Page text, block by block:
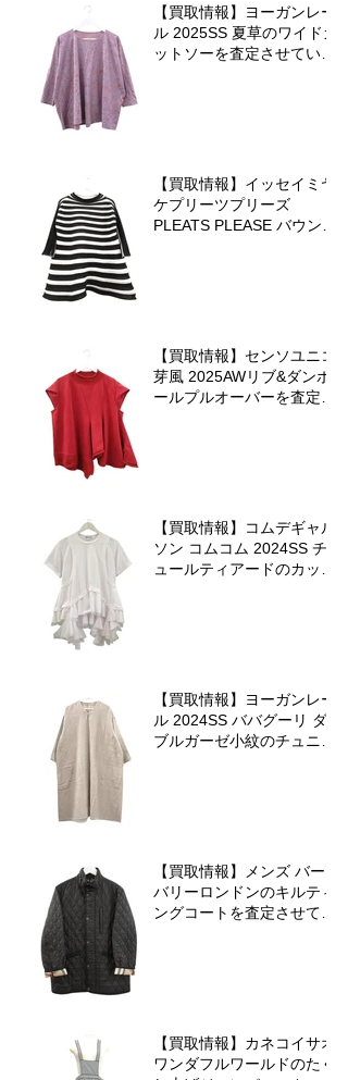
【買取情報】ヨーガンレー
ル 2025SS 夏草のワイドカ
ットソーを査定させていた
【買取情報】イッセイミヤ
ケプリーツプリーズ
PLEATS PLEASE バウンス
【買取情報】センソユニコ
芽風 2025AWリブ&ダンボ
ールプルオーバーを査定さ
【買取情報】コムデギャル
ソン コムコム 2024SS チ
ュールティアードのカット
【買取情報】ヨーガンレー
ル 2024SS ババグーリ ダ
ブルガーゼ小紋のチュニッ
【買取情報】メンズ バー
バリーロンドンのキルティ
ングコートを査定させてい
【買取情報】カネコイサオ
ワンダフルワールドのたく